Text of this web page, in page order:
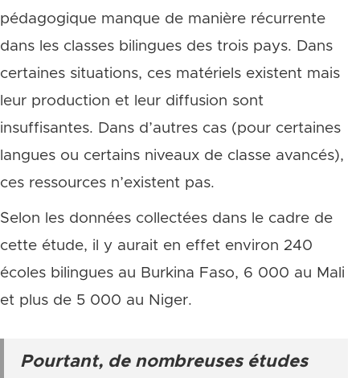
pédagogique manque de manière récurrente
dans les classes bilingues des trois pays. Dans
certaines situations, ces matériels existent mais
leur production et leur diffusion sont
insuffisantes. Dans d’autres cas (pour certaines
langues ou certains niveaux de classe avancés),
ces ressources n’existent pas.
Selon les données collectées dans le cadre de
cette étude, il y aurait en effet environ 240
écoles bilingues au Burkina Faso, 6 000 au Mali
et plus de 5 000 au Niger.
Pourtant, de nombreuses études